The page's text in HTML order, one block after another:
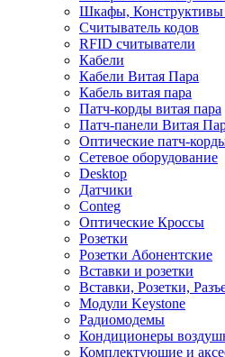
Шкафы,
Считыватель кодов
RFID считыватели
Кабели
Кабели Витая Пара
Кабель витая пара
Патч-корды витая пара
Патч-панели Витая
Оптические патч-
Сетевое оборудование
Desktop
Датчики
Conteg
Оптические Кроссы
Розетки
Розетки Абонентские
Вставки и розетки
Вставки, Розетки,
Модули Keystone
Радиомодемы
Кондиционеры
Комплектующие и